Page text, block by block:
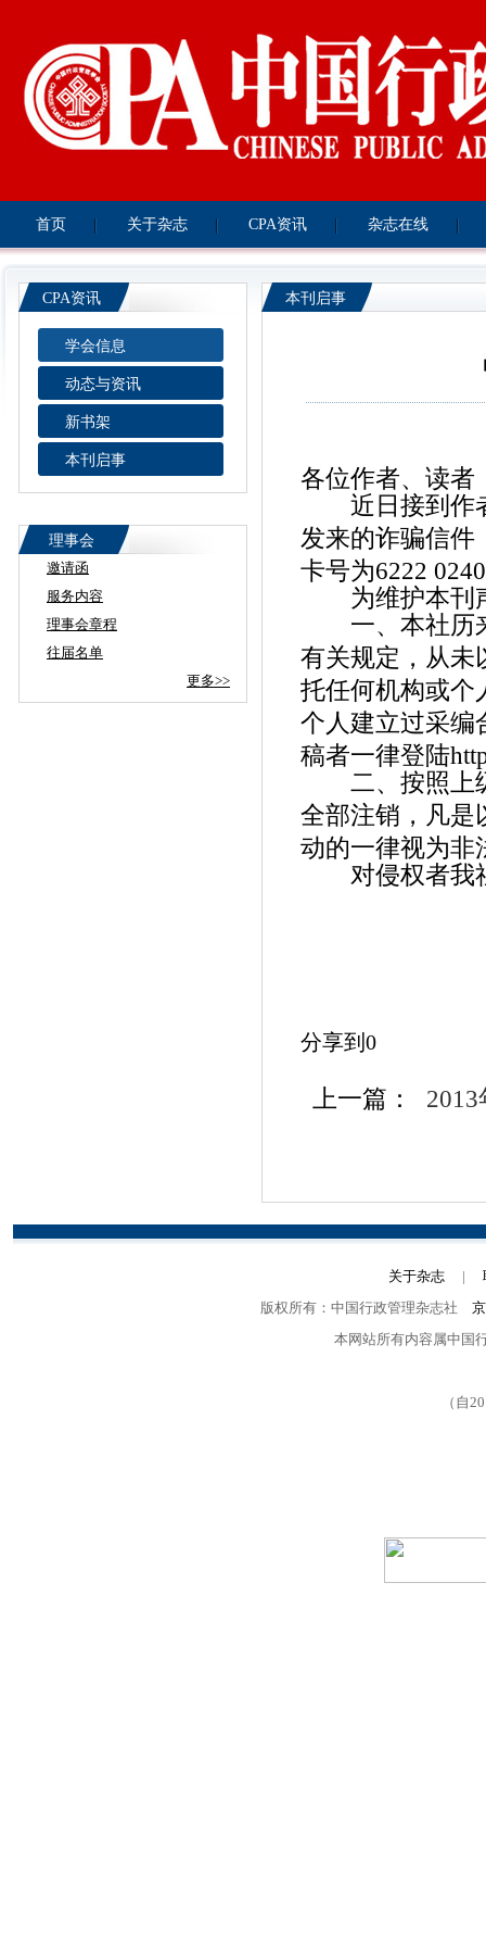
首页 关于杂志 CPA资讯 杂志在线
CPA资讯
学会信息
动态与资讯
新书架
本刊启事
理事会
邀请函
服务内容
理事会章程
往届名单
更多>>
本刊启事
各位作者、读者
近日接到作
发来的诈骗信件
卡号为6222
为维护本刊声
一、本社历来
有关规定，从未
托任何机构或个
个人建立过采编
稿者一律登陆
二、按照上级
全部注销，凡是
动的一律视为非
对侵权者我社
分享到 0
上一篇：
关于杂志 |
版权所有：中国行政管理杂志社
本网站所有内容属中国
（自